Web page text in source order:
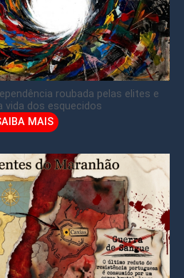
roubada pelas elites e
vida dos esquecidos
MAIS